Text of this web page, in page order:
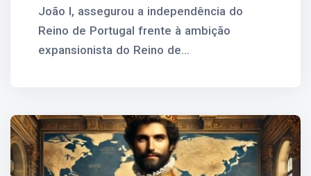
João I, assegurou a independência do
Reino de Portugal frente à ambição
expansionista do Reino de...